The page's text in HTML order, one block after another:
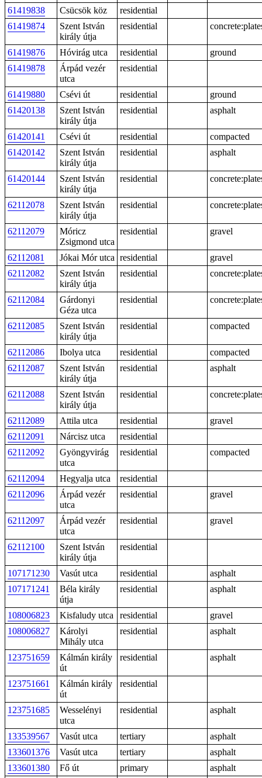
61419838 Csücsök köz
residential
61419874
Szent István
király útja
residential
61419876 Hóvirág utca residential
ground
61419878
Árpád vezér
utca
residential
61419880 Csévi út residential
ground
61420138
Szent István
király útja
residential asphalt
61420141 Csévi út residential
compacted
61420142
Szent István
király útja
residential asphalt
61420144
Szent István
király útja
residential
62112078
Szent István
király útja
residential
62112079
Móricz
Zsigmond utca
residential gravel
62112081 Jókai Mór utca residential
gravel
62112082
Szent István
király útja
residential
62112084
Gárdonyi
Géza utca
residential
62112085
Szent István
király útja
residential compacted
62112086 Ibolya utca residential
compacted
62112087
Szent István
király útja
residential asphalt
62112088
Szent István
király útja
residential
62112089 Attila utca residential
gravel
62112091
Nárcisz utca
residential
62112092
Gyöngyvirág
utca
residential compacted
62112094 Hegyalja utca
residential
62112096
Árpád vezér
utca
residential gravel
62112097
Árpád vezér
utca
residential gravel
62112100
Szent István
király útja
residential
107171230 Vasút utca residential
asphalt
107171241
Béla király
útja
residential asphalt
108006823 Kisfaludy utca residential
gravel
108006827
Károlyi
Mihály utca
residential asphalt
123751659
Kálmán király
út
residential asphalt
123751661
Kálmán király
út
residential
123751685
Wesselényi
utca
residential asphalt
133539567 Vasút utca tertiary
asphalt
133601376
Vasút utca tertiary
asphalt
133601380
Fő út primary
asphalt